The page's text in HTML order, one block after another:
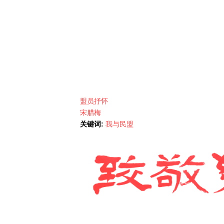
盟员抒怀
宋腊梅
关键词: 我与民盟